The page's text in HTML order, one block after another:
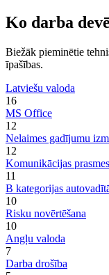
Ko darba
Biežāk pieminētie
īpašības.
Latviešu valoda
16
MS Office
12
Nelaimes gadījumu
12
Komunikācijas prasmes
11
B kategorijas
10
Risku novērtēšana
10
Angļu valoda
7
Darba drošība